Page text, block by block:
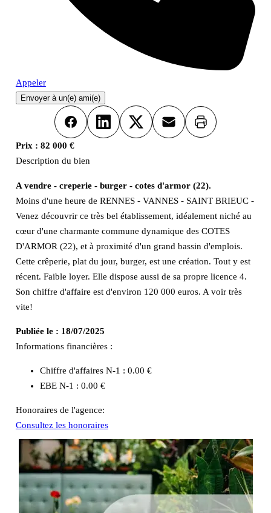
Appeler
Envoyer à un(e) ami(e)
FacebookLinkedInX Email Imprimer
Prix : 82 000 €
Description du bien
A vendre - creperie - burger - cotes d'armor (22).
Moins d'une heure de RENNES - VANNES - SAINT BRIEUC -
Venez découvrir ce très bel établissement, idéalement niché au
cœur d'une charmante commune dynamique des COTES
D'ARMOR (22), et à proximité d'un grand bassin d'emplois.
Cette crêperie, plat du jour, burger, est une création. Tout y est
récent. Faible loyer. Elle dispose aussi de sa propre licence 4.
Son chiffre d'affaire est d'environ 120 000 euros. A voir très
vite!
Publiée le : 18/07/2025
Informations financières :
Chiffre d'affaires N-1 : 0.00 €
EBE N-1 : 0.00 €
Honoraires de l'agence:
Consultez les honoraires